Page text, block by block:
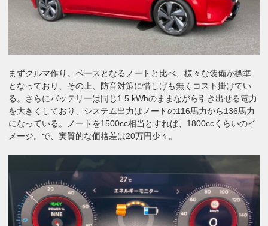
まずクルマ作り。ベースとなるノートと比べ、様々な装備が標準
となっており、その上、防音対策に惜しげも無くコスト掛けてい
る。さらにバッテリーは同じ1.5 kWhのままながら引き出せる電力
を大きくしており、システム出力はノートの116馬力から136馬力
になっている。ノートを1500cc相当とすれば、1800ccくらいのイ
メージ。で、実質的な価格差は20万円少々。